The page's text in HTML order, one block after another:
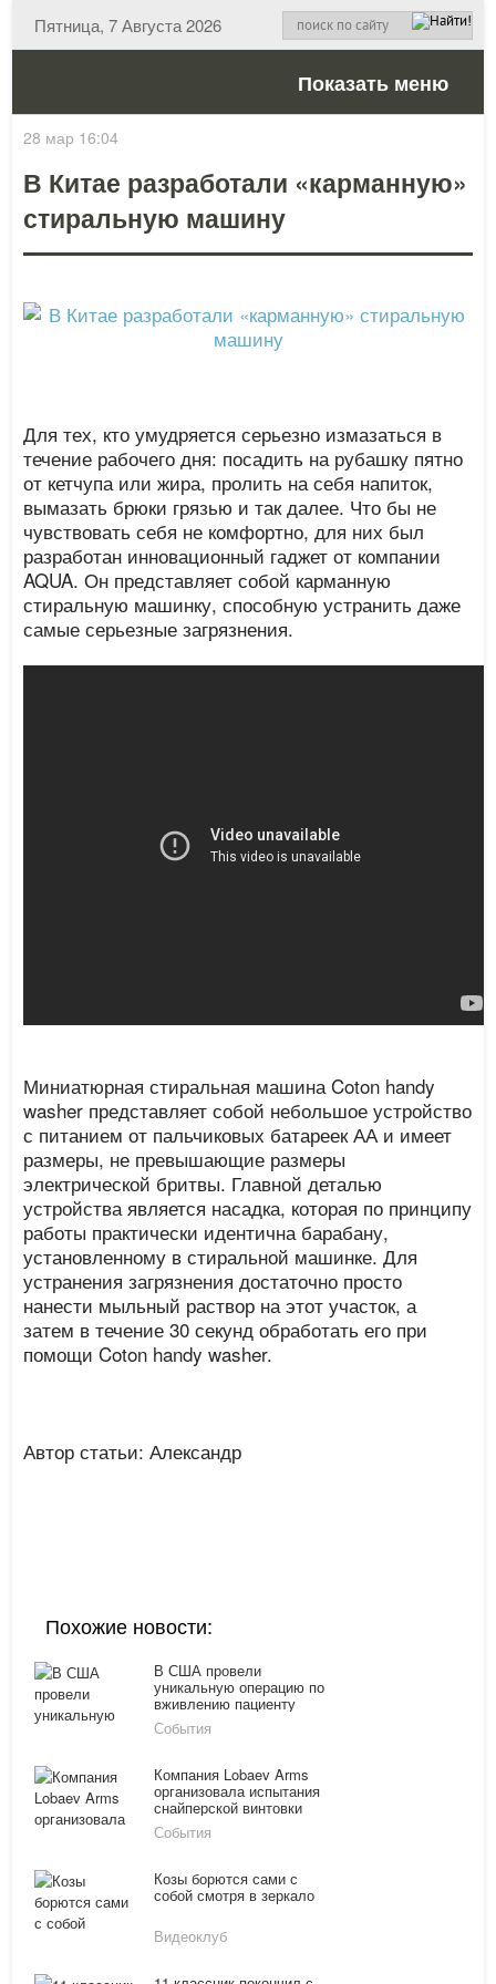
Пятница, 7 Августа 2026
Показать меню
28 мар 16:04
В Китае разработали «карманную»
стиральную машину
Для тех, кто умудряется серьезно измазаться в
течение рабочего дня: посадить на рубашку пятно
от кетчупа или жира, пролить на себя напиток,
вымазать брюки грязью и так далее. Что бы не
чувствовать себя не комфортно, для них был
разработан инновационный гаджет от компании
AQUA. Он представляет собой карманную
стиральную машинку, способную устранить даже
самые серьезные загрязнения.
Миниатюрная стиральная машина Coton handy
washer представляет собой небольшое устройство
с питанием от пальчиковых батареек АА и имеет
размеры, не превышающие размеры
электрической бритвы. Главной деталью
устройства является насадка, которая по принципу
работы практически идентична барабану,
установленному в стиральной машинке. Для
устранения загрязнения достаточно просто
нанести мыльный раствор на этот участок, а
затем в течение 30 секунд обработать его при
помощи Coton handy washer.
Автор статьи: Александр
Похожие новости:
В США провели
уникальную операцию по
вживлению пациенту
бионического глаза
События
Компания Lobaev Arms
организовала испытания
снайперской винтовки
СВЛК-14С
События
Козы борются сами с
собой смотря в зеркало
Видеоклуб